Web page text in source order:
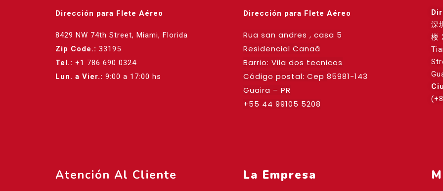
Dirección para Flete Aéreo
8429 NW 74th Street, Miami, Florida
Zip Code.: 33195
Tel.: +1 786 690 0324
Lun. a Vier.: 9:00 a 17:00 hs
Dirección para Flete Aéreo
Rua san andres , casa 5
Residencial Canaã
Barrio: Vila dos tecnicos
Código postal: Cep 85981-143
Guaira – PR
+55 44 99105 5208
深
楼
Atención Al Cliente La Empresa